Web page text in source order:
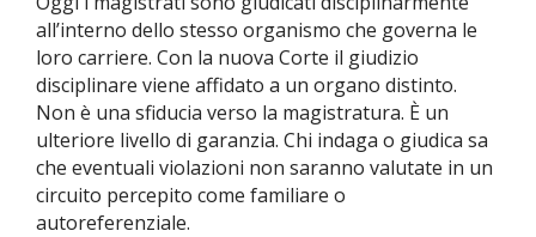
all’interno dello stesso organismo che governa le
loro carriere. Con la nuova Corte il giudizio
disciplinare viene affidato a un organo distinto.
Non è una sfiducia verso la magistratura. È un
ulteriore livello di garanzia. Chi indaga o giudica sa
che eventuali violazioni non saranno valutate in un
circuito percepito come familiare o
autoreferenziale.